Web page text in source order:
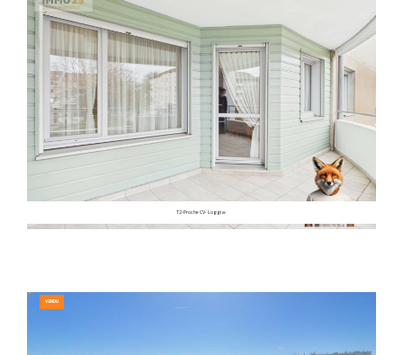
T2-Proche CV- Loggia-
VENDU